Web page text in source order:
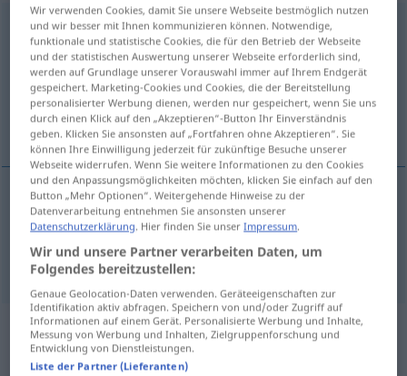
Ortsveränderungf
Übersicht aller Übersetzungen
(Für mehr Details die Übersetzung anklicken/antippen)
locomotion, change of place
changeofplace(odscenery) Ortsveränderung
locomotion Ortsveränderung
Beispielsätze aus externen Quellen
für "Ortsveränderung"
Wir verwenden Cookies, damit Sie unsere Webseite bestmöglich nutzen
und wir besser mit Ihnen kommunizieren können. Notwendige,
funktionale und statistische Cookies, die für den Betrieb der Webseite
und der statistischen Auswertung unserer Webseite erforderlich sind,
werden auf Grundlage unserer Vorauswahl immer auf Ihrem Endgerät
gespeichert. Marketing-Cookies und Cookies, die der Bereitstellung
personalisierter Werbung dienen, werden nur gespeichert, wenn Sie uns
durch einen Klick auf den „Akzeptieren“-Button Ihr Einverständnis
geben. Klicken Sie ansonsten auf „Fortfahren ohne Akzeptieren“. Sie
können Ihre Einwilligung jederzeit für zukünftige Besuche unserer
Webseite widerrufen. Wenn Sie weitere Informationen zu den Cookies
und den Anpassungsmöglichkeiten möchten, klicken Sie einfach auf den
Button „Mehr Optionen“. Weitergehende Hinweise zu der
Datenverarbeitung entnehmen Sie ansonsten unserer
Datenschutzerklärung. Hier finden Sie unserImpressum.
Wir und unsere Partner verarbeiten Daten, um
Folgendes bereitzustellen:
Genaue Geolocation-Daten verwenden. Geräteeigenschaften zur
Identifikation aktiv abfragen. Speichern von und/oder Zugriff auf
Informationen auf einem Gerät. Personalisierte Werbung und Inhalte,
Messung von Werbung und Inhalten, Zielgruppenforschung und
Entwicklung von Dienstleistungen.
Liste der Partner (Lieferanten)